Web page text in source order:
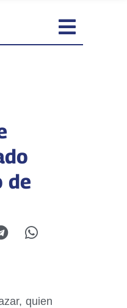
de
quien